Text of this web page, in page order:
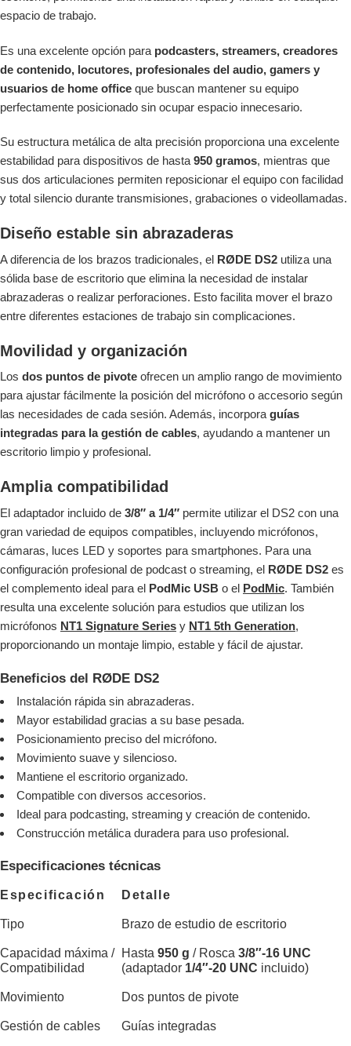
espacio de trabajo.
Es una excelente opción para podcasters, streamers, creadores
de contenido, locutores, profesionales del audio, gamers y
usuarios de home office que buscan mantener su equipo
perfectamente posicionado sin ocupar espacio innecesario.
Su estructura metálica de alta precisión proporciona una excelente
estabilidad para dispositivos de hasta 950 gramos, mientras que
sus dos articulaciones permiten reposicionar el equipo con facilidad
y total silencio durante transmisiones, grabaciones o videollamadas.
Diseño estable sin abrazaderas
A diferencia de los brazos tradicionales, el RØDE DS2 utiliza una
sólida base de escritorio que elimina la necesidad de instalar
abrazaderas o realizar perforaciones. Esto facilita mover el brazo
entre diferentes estaciones de trabajo sin complicaciones.
Movilidad y organización
Los dos puntos de pivote ofrecen un amplio rango de movimiento
para ajustar fácilmente la posición del micrófono o accesorio según
las necesidades de cada sesión. Además, incorpora guías
integradas para la gestión de cables, ayudando a mantener un
escritorio limpio y profesional.
Amplia compatibilidad
El adaptador incluido de 3/8″ a 1/4″ permite utilizar el DS2 con una
gran variedad de equipos compatibles, incluyendo micrófonos,
cámaras, luces LED y soportes para smartphones. Para una
configuración profesional de podcast o streaming, el RØDE DS2 es
el complemento ideal para el PodMic USB o el PodMic. También
resulta una excelente solución para estudios que utilizan los
micrófonos NT1 Signature Series y NT1 5th Generation,
proporcionando un montaje limpio, estable y fácil de ajustar.
Beneficios del RØDE DS2
Instalación rápida sin abrazaderas.
Mayor estabilidad gracias a su base pesada.
Posicionamiento preciso del micrófono.
Movimiento suave y silencioso.
Mantiene el escritorio organizado.
Compatible con diversos accesorios.
Ideal para podcasting, streaming y creación de contenido.
Construcción metálica duradera para uso profesional.
Especificaciones técnicas
Especificación Detalle
Tipo Brazo de estudio de escritorio
Capacidad máxima /
Compatibilidad
Hasta 950 g / Rosca 3/8″-16 UNC
(adaptador 1/4″-20 UNC incluido)
Movimiento Dos puntos de pivote
Gestión de cables Guías integradas